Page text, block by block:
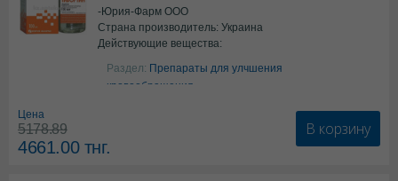
-Юрия-Фарм ООО
Страна производитель: Украина
Действующие вещества:
Аргинин
Раздел: Препараты для улчшения
кровообращения
Цена
5178.89
4661.00тнг.
В корзину